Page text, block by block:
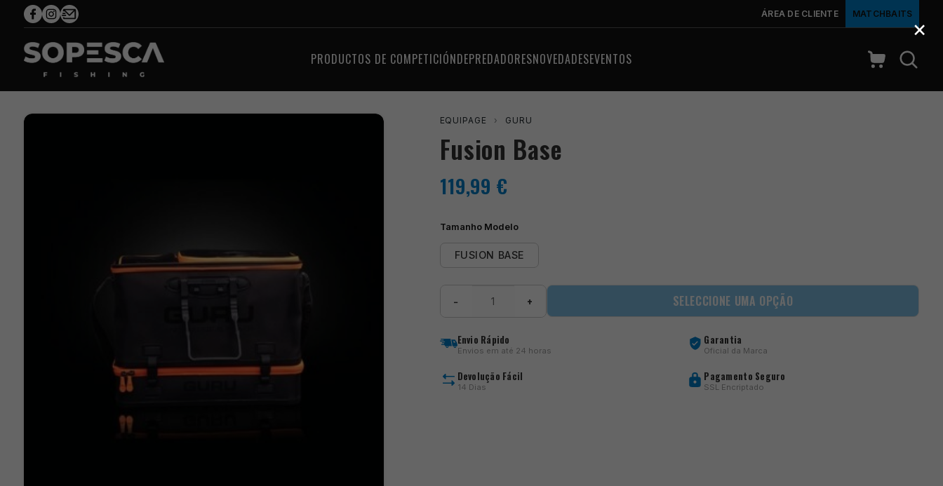
ÁREA DE CLIENTE MATCHBAITS
PRODUCTOS DE COMPETICIÓNDEPREDADORESNOVEDADESEVENTOS
EQUIPAGE › GURU
Fusion Base
119,99 €
Tamanho Modelo
FUSION BASE
Base
− + SELECCIONE UMA OPÇÃO
Envio Rápido
Envios em até 24 horas
Garantia
Oficial da Marca
Devolução Fácil
14 Dias
Pagamento Seguro
SSL Encriptado
×